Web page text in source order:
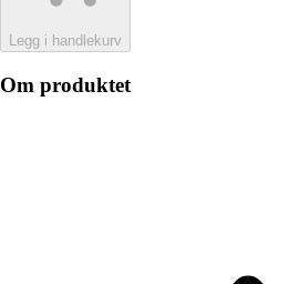
Legg i handlekurv
Om produktet